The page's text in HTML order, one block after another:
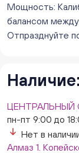
Мощность:
балансом между
Отпразднуйте
Наличие:
ЦЕНТРАЛЬНЫЙ
пн-пт 9:00 до
Нет в
Алмаз 1.